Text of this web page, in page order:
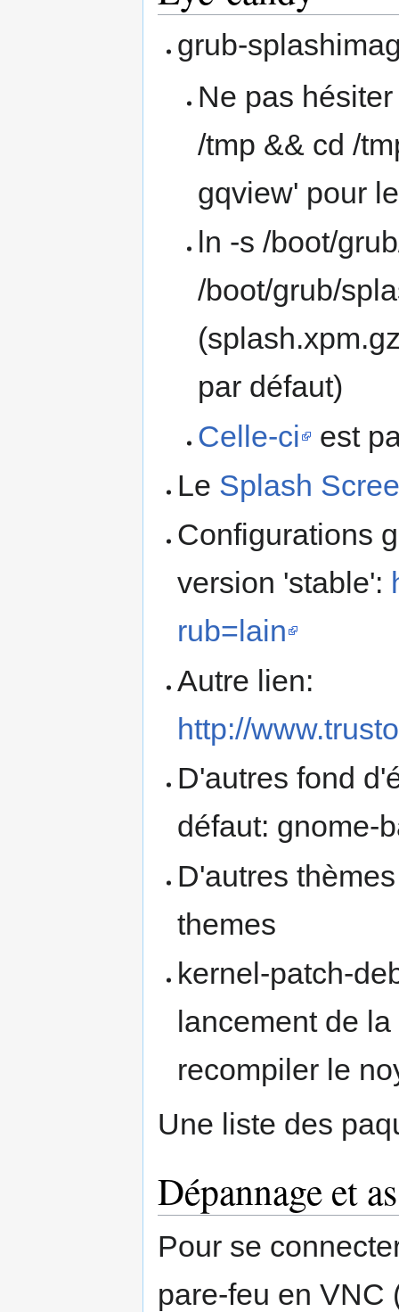
grub-
Ne pas
/tmp && cd /
gqview' pour
ln -s /boot/
/boot/grub/
par défaut)
Celle-ci
est
Le Splash
Configurations
version 'stable':
rub=lain
Autre lien:
http://
D'autres fond
défaut: gnome-
D'autres
themes
kernel-patch-
lancement de
recompiler le
Une liste des
Dépannage et
Pour se
pare-feu en VNC